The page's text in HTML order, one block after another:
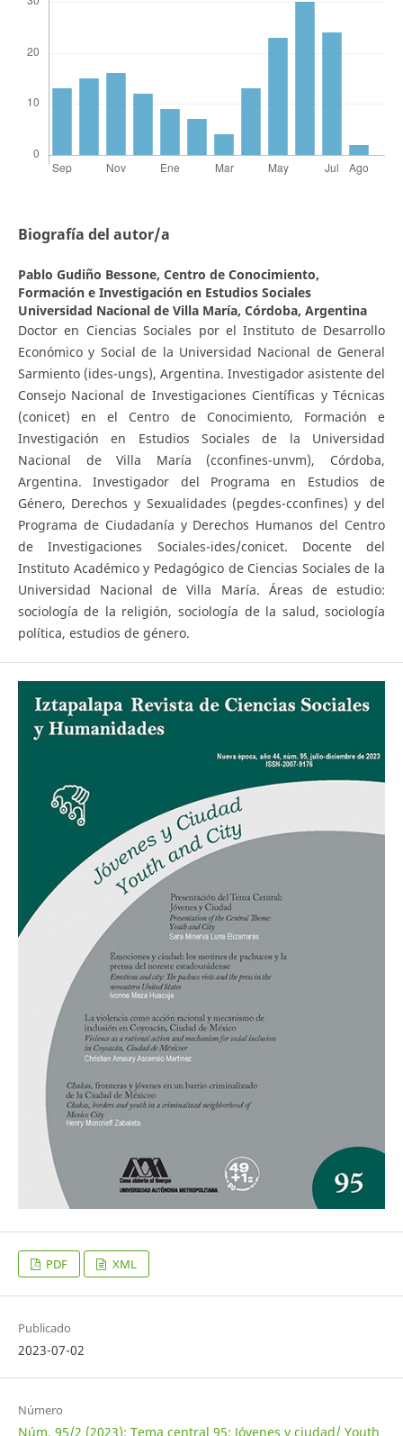
Biografía del autor/a
Pablo Gudiño Bessone, Centro de Conocimiento,
Formación e Investigación en Estudios Sociales
Universidad Nacional de Villa María, Córdoba, Argentina
Doctor en Ciencias Sociales por el Instituto de Desarrollo
Económico y Social de la Universidad Nacional de General
Sarmiento (ides-ungs), Argentina. Investigador asistente del
Consejo Nacional de Investigaciones Científicas y Técnicas
(conicet) en el Centro de Conocimiento, Formación e
Investigación en Estudios Sociales de la Universidad
Nacional de Villa María (cconfines-unvm), Córdoba,
Argentina. Investigador del Programa en Estudios de
Género, Derechos y Sexualidades (pegdes-cconfines) y del
Programa de Ciudadanía y Derechos Humanos del Centro
de Investigaciones Sociales-ides/conicet. Docente del
Instituto Académico y Pedagógico de Ciencias Sociales de la
Universidad Nacional de Villa María. Áreas de estudio:
sociología de la religión, sociología de la salud, sociología
política, estudios de género.
PDF XML
Publicado
2023-07-02
Número
Núm. 95/2 (2023): Tema central 95: Jóvenes y ciudad/ Youth